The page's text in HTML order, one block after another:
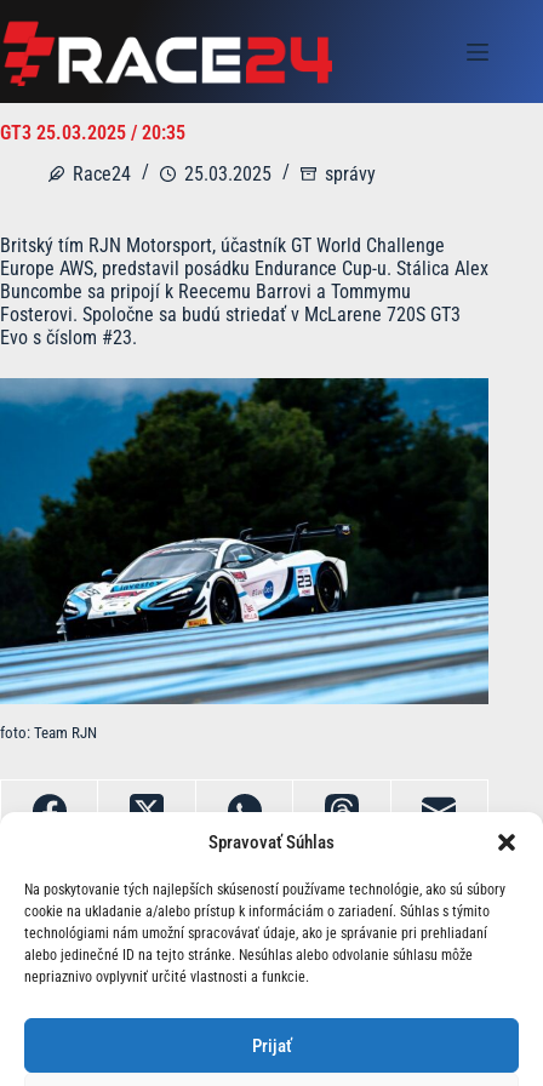
Spravovať Súhlas
Na poskytovanie tých najlepších skúseností používame technológie, ako sú súbory
cookie na ukladanie a/alebo prístup k informáciám o zariadení. Súhlas s týmito
technológiami nám umožní spracovávať údaje, ako je správanie pri prehliadaní
alebo jedinečné ID na tejto stránke. Nesúhlas alebo odvolanie súhlasu môže
nepriaznivo ovplyvniť určité vlastnosti a funkcie.
Prijať
to
content
GT3 25.03.2025 / 20:35
Race24
25.03.2025 správy
Britský tím RJN Motorsport, účastník GT World Challenge
Europe AWS, predstavil posádku Endurance Cup-u. Stálica Alex
Buncombe sa pripojí k Reecemu Barrovi a Tommymu
Fosterovi. Spoločne sa budú striedať v McLarene 720S GT3
Evo s číslom #23.
foto: Team RJN
O Nás | Kontakt